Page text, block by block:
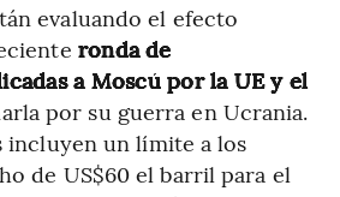
evaluando el efecto
ronda de
a Moscú por la UE y el
por su guerra en Ucrania.
incluyen un límite a los
de US$60 el barril para el